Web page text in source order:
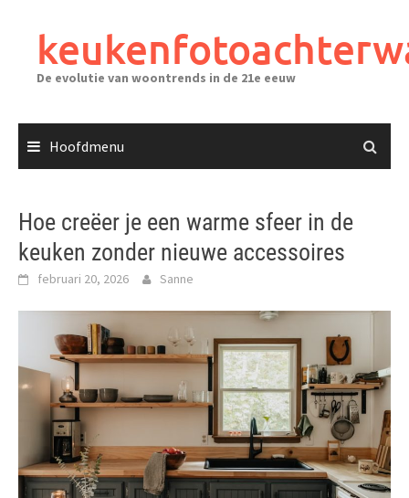
inhoudDe evolutie van woontrends in de 21e eeuw
Hoofdmenu
Hoe creëer je een warme sfeer in de
keuken zonder nieuwe accessoires
februari 20, 2026 Sanne